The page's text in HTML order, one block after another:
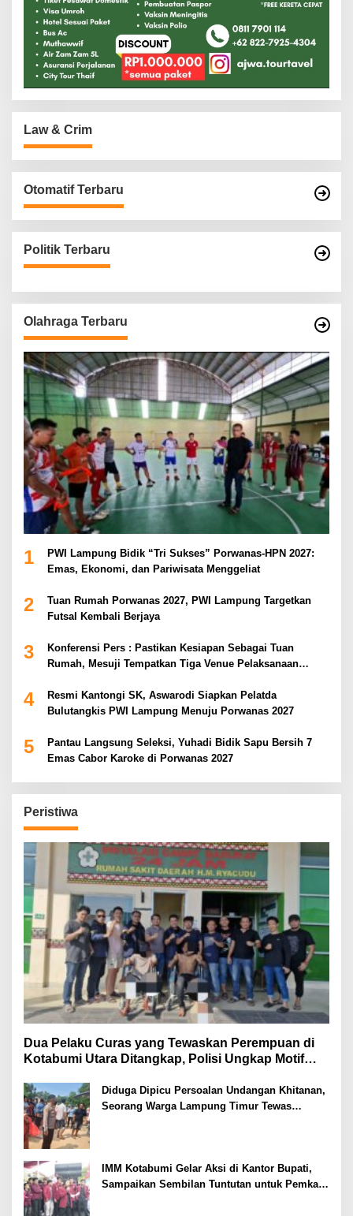
Law & Crim
Otomatif Terbaru
Politik Terbaru
Olahraga Terbaru
1
PWI Lampung Bidik “Tri Sukses” Porwanas-HPN 2027:
Emas, Ekonomi, dan Pariwisata Menggeliat
2
Tuan Rumah Porwanas 2027, PWI Lampung Targetkan
Futsal Kembali Berjaya
3
Konferensi Pers : Pastikan Kesiapan Sebagai Tuan
Rumah, Mesuji Tempatkan Tiga Venue Pelaksanaan
4
Resmi Kantongi SK, Aswarodi Siapkan Pelatda
Bulutangkis PWI Lampung Menuju Porwanas 2027
5
Pantau Langsung Seleksi, Yuhadi Bidik Sapu Bersih 7
Emas Cabor Karoke di Porwanas 2027
Peristiwa
Dua Pelaku Curas yang Tewaskan Perempuan di
Kotabumi Utara Ditangkap, Polisi Ungkap Motif
Diduga Dipicu Persoalan Undangan Khitanan,
Seorang Warga Lampung Timur Tewas
IMM Kotabumi Gelar Aksi di Kantor Bupati,
Sampaikan Sembilan Tuntutan untuk Pemkab